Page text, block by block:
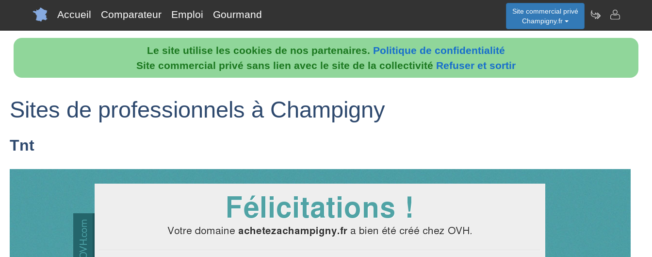
Le site utilise les cookies de nos partenaires. Politique de confidentialité
Site commercial privé sans lien avec le site de la collectivité Refuser et sortir
Accueil Comparateur Emploi Gourmand
Site commercial privé
Champigny.fr
Sites de professionnels à Champigny
Tnt